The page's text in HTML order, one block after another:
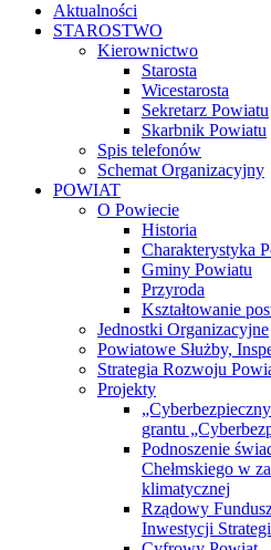
Aktualności
STAROSTWO
Kierownictwo
Starosta
Wicestarosta
Sekretarz Powiatu
Skarbnik Powiatu
Spis telefonów
Schemat Organizacyjny
POWIAT
O Powiecie
Historia
Charakterystyka
Gminy Powiatu
Przyroda
Kształtowanie
Jednostki Organizacyjne
Powiatowe Służby,
Strategia Rozwoju
Projekty
grantu
Podnoszenie
Chełmskiego w
klimatycznej
Rządowy
Inwestycji